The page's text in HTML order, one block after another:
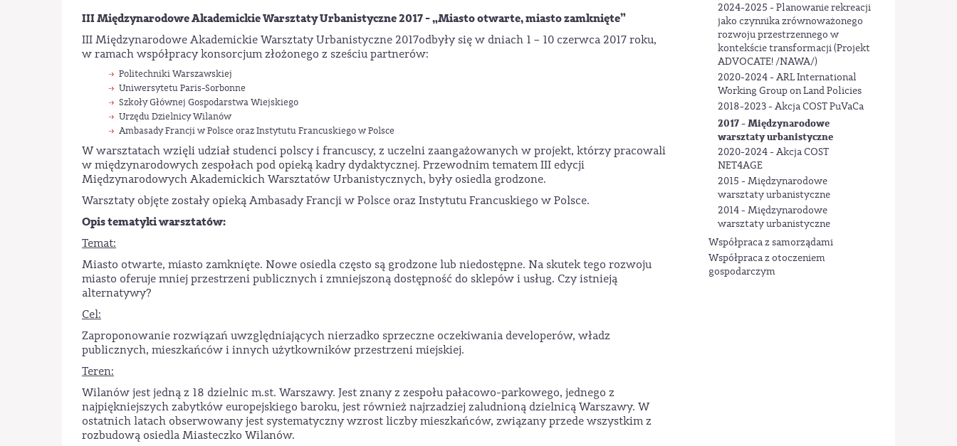
2024-2025 - Planowanie rekreacji
jako czynnika zrównoważonego
rozwoju przestrzennego w
kontekście transformacji (Projekt
ADVOCATE! /NAWA/)
2020-2024 - ARL International
Working Group on Land Policies
2018-2023 - Akcja COST PuVaCa
2017 - Międzynarodowe
warsztaty urbanistyczne
2020-2024 - Akcja COST
NET4AGE
2015 - Międzynarodowe
warsztaty urbanistyczne
2014 - Międzynarodowe
warsztaty urbanistyczne
Współpraca z samorządami
Współpraca z otoczeniem
gospodarczym
III Międzynarodowe Akademickie Warsztaty Urbanistyczne 2017 -„Miasto otwarte, miasto zamknięte”
III Międzynarodowe Akademickie Warsztaty Urbanistyczne 2017odbyły się w dniach 1 – 10 czerwca 2017 roku,
w ramach współpracy konsorcjum złożonego z sześciu partnerów:
Politechniki Warszawskiej
Uniwersytetu Paris-Sorbonne
Szkoły Głównej Gospodarstwa Wiejskiego
Urzędu Dzielnicy Wilanów
Ambasady Francji w Polsce oraz Instytutu Francuskiego w Polsce
W warsztatach wzięli udział studenci polscy i francuscy, z uczelni zaangażowanych w projekt, którzy pracowali
w międzynarodowych zespołach pod opieką kadry dydaktycznej. Przewodnim tematem III edycji
Międzynarodowych Akademickich Warsztatów Urbanistycznych, były osiedla grodzone.
Warsztaty objęte zostały opieką Ambasady Francji w Polsce oraz Instytutu Francuskiego w Polsce.
Opis tematyki warsztatów:
Temat:
Miasto otwarte, miasto zamknięte. Nowe osiedla często są grodzone lub niedostępne. Na skutek tego rozwoju
miasto oferuje mniej przestrzeni publicznych i zmniejszoną dostępność do sklepów i usług. Czy istnieją
alternatywy?
Cel:
Zaproponowanie rozwiązań uwzględniających nierzadko sprzeczne oczekiwania developerów, władz
publicznych, mieszkańców i innych użytkowników przestrzeni miejskiej.
Teren:
Wilanów jest jedną z 18 dzielnic m.st. Warszawy. Jest znany z zespołu pałacowo-parkowego, jednego z
najpiękniejszych zabytków europejskiego baroku, jest również najrzadziej zaludnioną dzielnicą Warszawy. W
ostatnich latach obserwowany jest systematyczny wzrost liczby mieszkańców, związany przede wszystkim z
rozbudową osiedla Miasteczko Wilanów.